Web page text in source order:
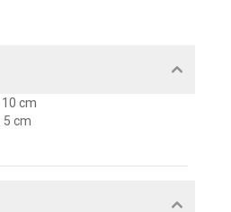
10 cm
5 cm